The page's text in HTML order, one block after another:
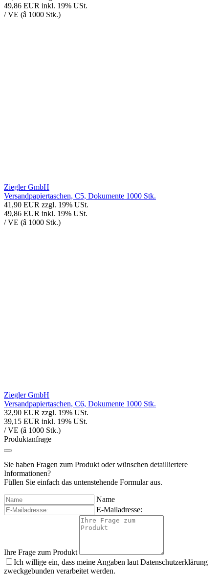
49,86 EUR inkl. 19% USt.
/ VE (â 1000 Stk.)
Ziegler GmbH
Versandpapiertaschen, C5, Dokumente 1000 Stk.
41,90 EUR zzgl. 19% USt.
49,86 EUR inkl. 19% USt.
/ VE (â 1000 Stk.)
Ziegler GmbH
Versandpapiertaschen, C6, Dokumente 1000 Stk.
32,90 EUR zzgl. 19% USt.
39,15 EUR inkl. 19% USt.
/ VE (â 1000 Stk.)
Produktanfrage
Sie haben Fragen zum Produkt oder wünschen detailliertere
Informationen?
Füllen Sie einfach das untenstehende Formular aus.
Name
E-Mailadresse:
Ihre Frage zum Produkt
Ich willige ein, dass meine Angaben laut Datenschutzerklärung
zweckgebunden verarbeitet werden.